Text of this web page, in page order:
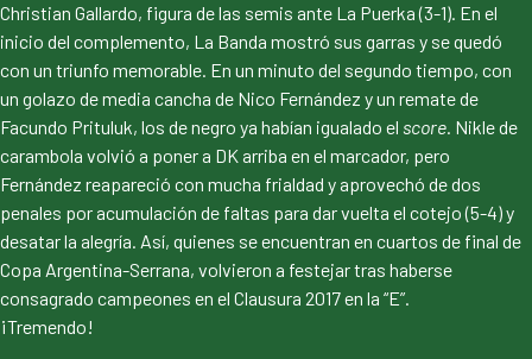
Christian Gallardo, figura de las semis ante La Puerka (3-1). En el
inicio del complemento, La Banda mostró sus garras y se quedó
con un triunfo memorable. En un minuto del segundo tiempo, con
un golazo de media cancha de Nico Fernández y un remate de
Facundo Prituluk, los de negro ya habían igualado el score. Nikle de
carambola volvió a poner a DK arriba en el marcador, pero
Fernández reapareció con mucha frialdad y aprovechó de dos
penales por acumulación de faltas para dar vuelta el cotejo (5-4) y
desatar la alegría. Así, quienes se encuentran en cuartos de final de
Copa Argentina-Serrana, volvieron a festejar tras haberse
consagrado campeones en el Clausura 2017 en la “E”.
¡Tremendo!